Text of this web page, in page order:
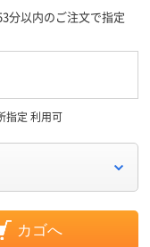
分以内のご注文で指定
指定 利用可
カゴへ